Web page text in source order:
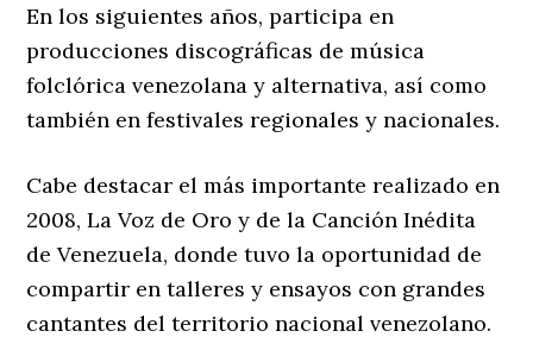
En los siguientes años, participa en
producciones discográficas de música
folclórica venezolana y alternativa, así como
también en festivales regionales y nacionales.
Cabe destacar el más importante realizado en
2008, La Voz de Oro y de la Canción Inédita
de Venezuela, donde tuvo la oportunidad de
compartir en talleres y ensayos con grandes
cantantes del territorio nacional venezolano.